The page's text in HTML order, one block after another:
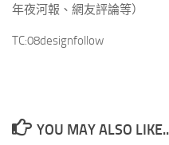
年夜河報、網友評論等）
TC:08designfollow
YOU MAY ALSO